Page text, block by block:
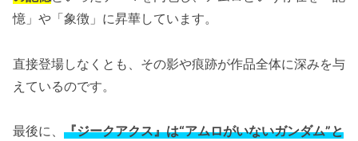
憶」や「象徴」に昇華しています。
直接登場しなくとも、その影や痕跡が作品全体に深みを与
えているのです。
最後に、 『ジークアクス』は“アムロがいないガンダム”と